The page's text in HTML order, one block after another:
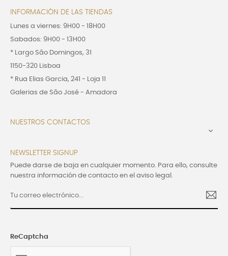
INFORMACIÓN DE LAS TIENDAS
Lunes a viernes: 9H00 - 18H00
Sabados: 9H00 - 13H00
* Largo São Domingos, 31
1150-320 Lisboa
* Rua Elias Garcia, 241 - Loja 11
Galerias de São José - Amadora
NUESTROS CONTACTOS

NEWSLETTER SIGNUP
Puede darse de baja en cualquier momento. Para ello, consulte
nuestra información de contacto en el aviso legal.
ReCaptcha